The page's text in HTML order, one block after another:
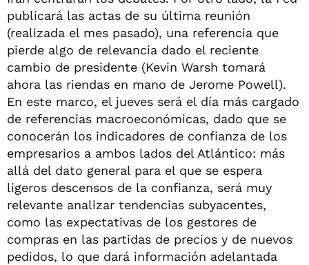
publicará las actas de su última reunión
(realizada el mes pasado), una referencia que
pierde algo de relevancia dado el reciente
cambio de presidente (Kevin Warsh tomará
ahora las riendas en mano de Jerome Powell).
En este marco, el jueves será el día más cargado
de referencias macroeconómicas, dado que se
conocerán los indicadores de confianza de los
empresarios a ambos lados del Atlántico: más
allá del dato general para el que se espera
ligeros descensos de la confianza, será muy
relevante analizar tendencias subyacentes,
como las expectativas de los gestores de
compras en las partidas de precios y de nuevos
pedidos, lo que dará información adelantada